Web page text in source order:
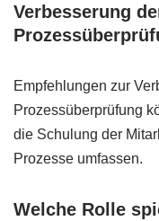
Verbesserung
Empfehlungen zur
Prozessüberprüfung
die Schulung der
Prozesse umfassen.
Welche Rolle